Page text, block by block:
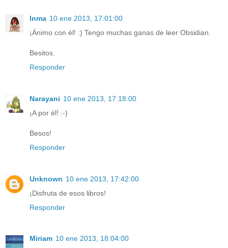
Inma 10 ene 2013, 17:01:00
¡Ánimo con él! :) Tengo muchas ganas de leer Obsidian.
Besitos.
Responder
Narayani 10 ene 2013, 17:18:00
¡A por él! :-)
Besos!
Responder
Unknown 10 ene 2013, 17:42:00
¡Disfruta de esos libros!
Responder
Miriam 10 ene 2013, 18:04:00